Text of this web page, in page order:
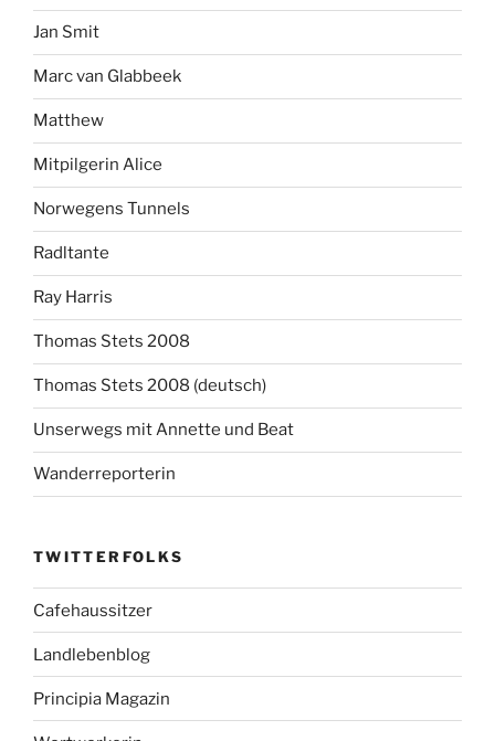
Jan Smit
Marc van Glabbeek
Matthew
Mitpilgerin Alice
Norwegens Tunnels
Radltante
Ray Harris
Thomas Stets 2008
Thomas Stets 2008 (deutsch)
Unserwegs mit Annette und Beat
Wanderreporterin
TWITTERFOLKS
Cafehaussitzer
Landlebenblog
Principia Magazin